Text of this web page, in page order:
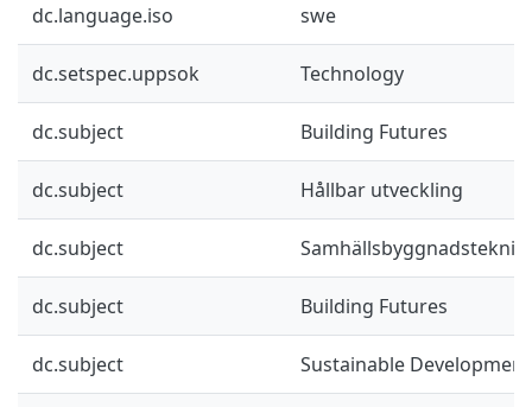
dc.language.iso swe
dc.setspec.uppsok Technology
dc.subject Building Futures
dc.subject Hållbar utveckling
dc.subject Samhällsbyggnadsteknik
dc.subject Building Futures
dc.subject Sustainable Development